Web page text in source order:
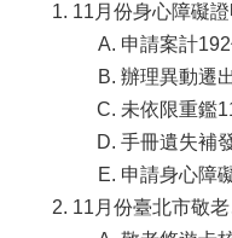
11月份身心障礙
申請案計
辦理異動遷
未依限重鑑
手冊遺失補
申請身心障
11月份臺北市敬